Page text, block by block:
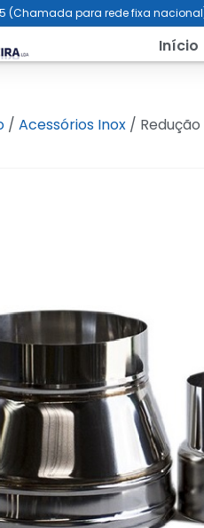
(Chamada para rede fixa
Início
/ Acessórios Inox /